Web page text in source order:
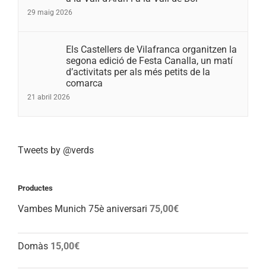
29 maig 2026
Els Castellers de Vilafranca organitzen la
segona edició de Festa Canalla, un matí
d’activitats per als més petits de la
comarca
21 abril 2026
Tweets by @verds
Productes
Vambes Munich 75è aniversari 75,00€
Domàs 15,00€